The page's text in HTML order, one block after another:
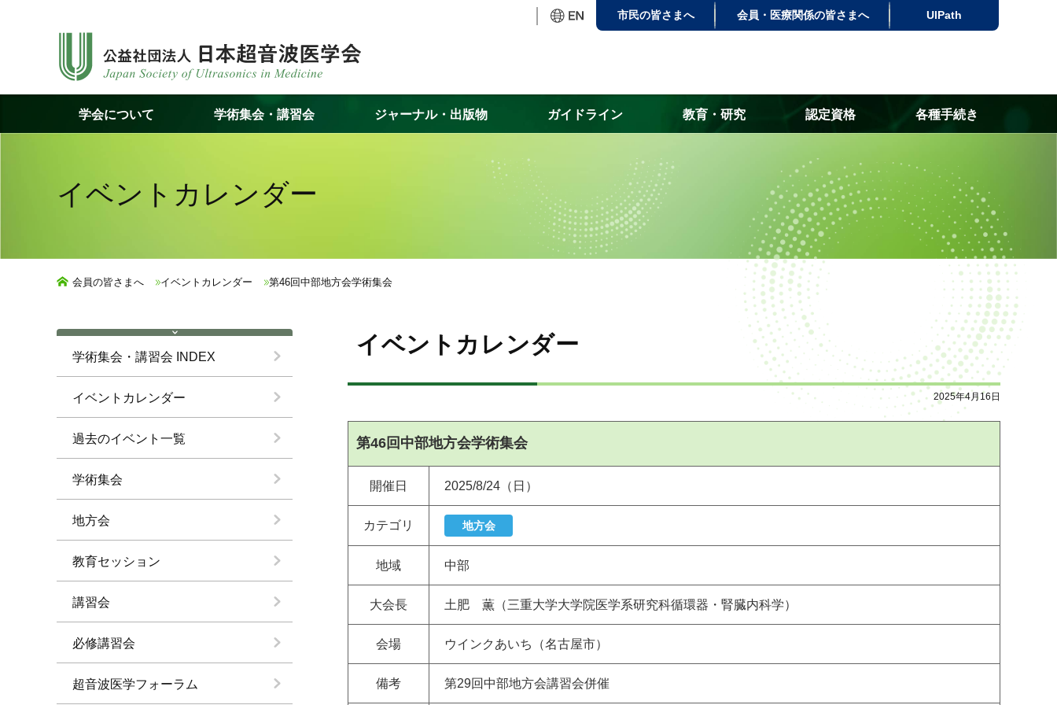
ツ
ス
市民の皆さまへ 会員・医療関係の皆さまへ UlPath
学会について 学術集会・講習会 ジャーナル・出版物 ガイドライン 教育・研究 認定資格 各種手続き
イベントカレンダー
会員の皆さまへ イベントカレンダー 第46回中部地方会学術集会
学術集会・講習会 INDEX
イベントカレンダー
過去のイベント一覧
学術集会
地方会
教育セッション
講習会
必修講習会
超音波医学フォーラム
イベントカレンダー
2025年4月16日
第46回中部地方会学術集会
開催日 2025/8/24（日）
カテゴリ 地方会
地域 中部
大会長 土肥 薫（三重大学大学院医学系研究科循環器・腎臓内科学）
会場 ウインクあいち（名古屋市）
備考 第29回中部地方会講習会併催